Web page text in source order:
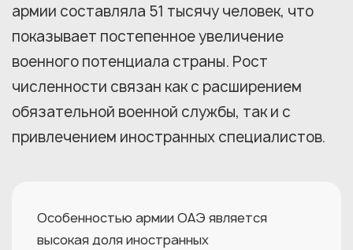
армии составляла 51 тысячу человек, что
показывает постепенное увеличение
военного потенциала страны. Рост
численности связан как с расширением
обязательной военной службы, так и с
привлечением иностранных специалистов.
Особенностью армии ОАЭ является
высокая доля иностранных